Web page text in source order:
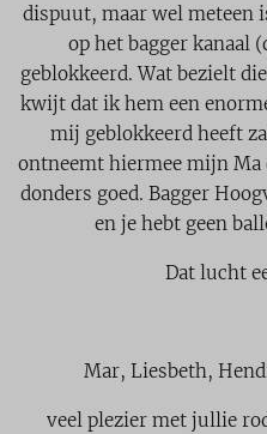
dispuut, maar wel meteen
op het bagger kanaal
geblokkeerd. Wat bezielt
kwijt dat ik hem een
mij geblokkeerd heeft
ontneemt hiermee mijn Ma
donders goed. Bagger
en je hebt geen
Dat lucht
Mar, Liesbeth,
veel plezier met jullie